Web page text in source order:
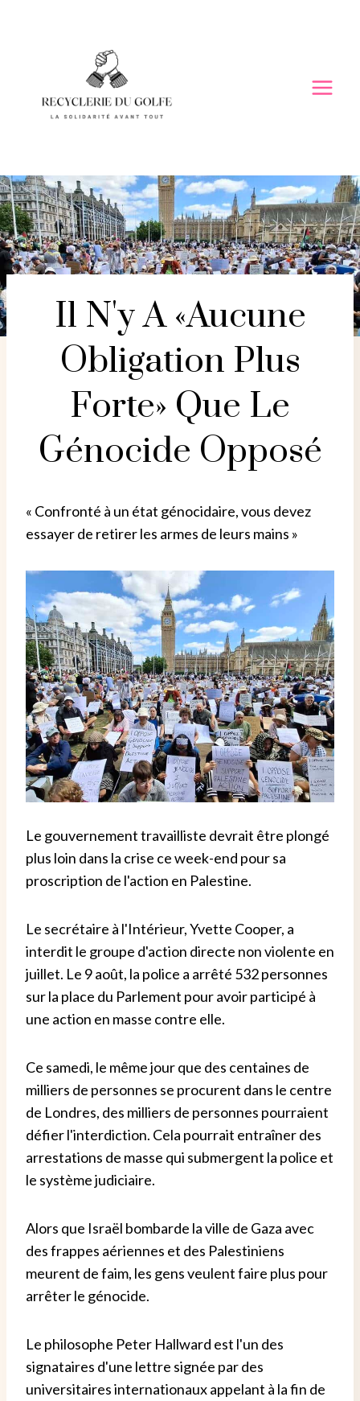
Il N'y A «aucune
Obligation Plus
Forte» Que Le
Génocide Opposé
« Confronté à un état génocidaire, vous devez
essayer de retirer les armes de leurs mains »
Le gouvernement travailliste devrait être plongé
plus loin dans la crise ce week-end pour sa
proscription de l'action en Palestine.
Le secrétaire à l'Intérieur, Yvette Cooper, a
interdit le groupe d'action directe non violente en
juillet. Le 9 août, la police a arrêté 532 personnes
sur la place du Parlement pour avoir participé à
une action en masse contre elle.
Ce samedi, le même jour que des centaines de
milliers de personnes se procurent dans le centre
de Londres, des milliers de personnes pourraient
défier l'interdiction. Cela pourrait entraîner des
arrestations de masse qui submergent la police et
le système judiciaire.
Alors que Israël bombarde la ville de Gaza avec
des frappes aériennes et des Palestiniens
meurent de faim, les gens veulent faire plus pour
arrêter le génocide.
Le philosophe Peter Hallward est l'un des
signataires d'une lettre signée par des
universitaires internationaux appelant à la fin de